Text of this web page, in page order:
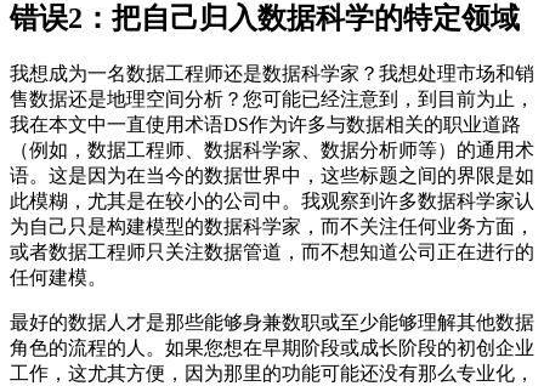
错误2：把自己归入数据科学的特定领域
我想成为一名数据工程师还是数据科学家？我想处理市场和销
售数据还是地理空间分析？您可能已经注意到，到目前为止，
我在本文中一直使用术语DS作为许多与数据相关的职业道路
（例如，数据工程师、数据科学家、数据分析师等）的通用术
语。这是因为在当今的数据世界中，这些标题之间的界限是如
此模糊，尤其是在较小的公司中。我观察到许多数据科学家认
为自己只是构建模型的数据科学家，而不关注任何业务方面，
或者数据工程师只关注数据管道，而不想知道公司正在进行的
任何建模。
最好的数据人才是那些能够身兼数职或至少能够理解其他数据
角色的流程的人。如果您想在早期阶段或成长阶段的初创企业
工作，这尤其方便，因为那里的功能可能还没有那么专业化，